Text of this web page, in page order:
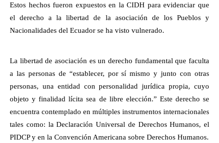
Estos hechos fueron expuestos en la CIDH para evidenciar que
el derecho a la libertad de la asociación de los Pueblos y
Nacionalidades del Ecuador se ha visto vulnerado.
La libertad de asociación es un derecho fundamental que faculta
a las personas de “establecer, por sí mismo y junto con otras
personas, una entidad con personalidad jurídica propia, cuyo
objeto y finalidad lícita sea de libre elección.” Este derecho se
encuentra contemplado en múltiples instrumentos internacionales
tales como: la Declaración Universal de Derechos Humanos, el
PIDCP y en la Convención Americana sobre Derechos Humanos.